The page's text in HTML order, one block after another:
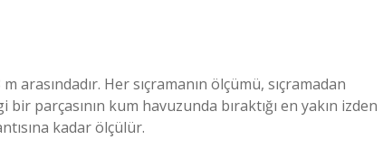
arasındadır. Her sıçramanın ölçümü, sıçramadan
parçasının kum havuzunda bıraktığı en yakın izden
kadar ölçülür.